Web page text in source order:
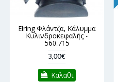
Elring Φλάντζα, Κάλυμμα
Κυλινδροκεφαλής -
560.715
3,00€
Καλαθι